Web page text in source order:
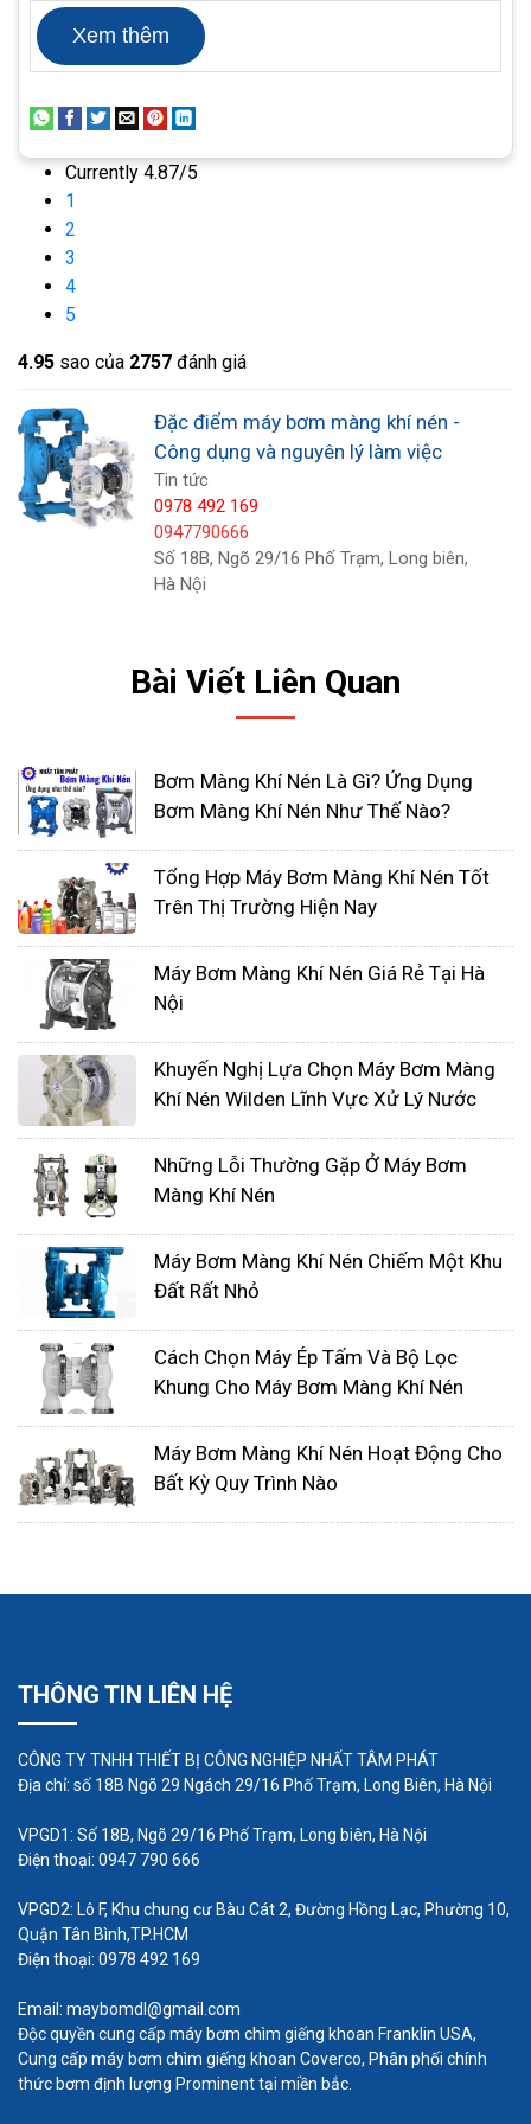
làm hỏng hiệu suất của bơm. Để đảm bảo rằng bộ
chuyển mạch áp suất máy bơm có thể chịu được
áp suất đầu ra cao nhất để đảm bảo bộ chuyển
bình thường.
Tia lửa tĩnh điện có thể gây nổ dẫn đến thương
về diện tích mặt cắt ngang đủ lớn của dây dẫn, vít
tiếp đất trên máy bơm được nối đất đúng cách và
đáng tin cậy.
Yêu cầu nối đất máy bơm màng khí nén phù hợp
một số yêu cầu đặc biệt của trang web. Siết chặt
máy bơm và tất cả các khớp nối để ngăn chặn tia
Xem thêm
Currently 4.87/5
1
2
3
4
5
4.95 sao của 2757 đánh giá
Đặc điểm máy bơm màng khí nén -
Công dụng và nguyên lý làm việc
Tin tức
0978 492 169
0947790666
Số 18B, Ngõ 29/16 Phố Trạm, Long biên,
Hà Nội
Bài Viết Liên Quan
Bơm Màng Khí Nén Là Gì? Ứng Dụng
Bơm Màng Khí Nén Như Thế Nào?
Tổng Hợp Máy Bơm Màng Khí Nén Tốt
Trên Thị Trường Hiện Nay
Máy Bơm Màng Khí Nén Giá Rẻ Tại Hà
Nội
Khuyến Nghị Lựa Chọn Máy Bơm Màng
Khí Nén Wilden Lĩnh Vực Xử Lý Nước
Những Lỗi Thường Gặp Ở Máy Bơm
Màng Khí Nén
Máy Bơm Màng Khí Nén Chiếm Một Khu
Đất Rất Nhỏ
Cách Chọn Máy Ép Tấm Và Bộ Lọc
Khung Cho Máy Bơm Màng Khí Nén
Máy Bơm Màng Khí Nén Hoạt Động Cho
Bất Kỳ Quy Trình Nào
THÔNG TIN LIÊN HỆ
CÔNG TY TNHH THIẾT BỊ CÔNG NGHIỆP NHẤT TÂM PHÁT
Địa chỉ: số 18B Ngõ 29 Ngách 29/16 Phố Trạm, Long Biên, Hà Nội
VPGD1: Số 18B, Ngõ 29/16 Phố Trạm, Long biên, Hà Nội
Điện thoại: 0947 790 666
VPGD2: Lô F, Khu chung cư Bàu Cát 2, Đường Hồng Lạc, Phường 10,
Quận Tân Bình,TP.HCM
Điện thoại: 0978 492 169
Email: maybomdl@gmail.com
Độc quyền cung cấp máy bơm chìm giếng khoan Franklin USA,
Cung cấp máy bơm chìm giếng khoan Coverco, Phân phối chính
thức bơm định lượng Prominent tại miền bắc.